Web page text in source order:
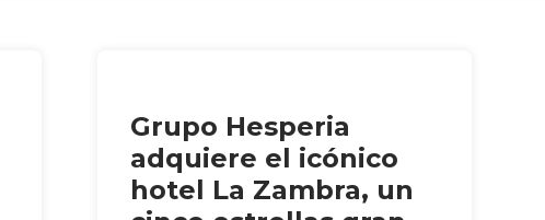
Grupo Hesperia
adquiere el icónico
hotel La Zambra, un